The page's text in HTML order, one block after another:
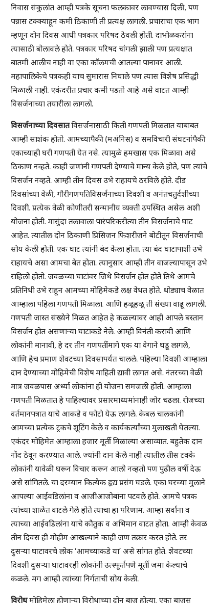
निवास संकुलांत आम्ही पत्रके सूचना फलकावर लावण्यास दिली, पण
पन्नास टक्क्याहून कमी ठिकाणी ती प्रत्यक्ष लागली. प्रचाराचा एक भाग
म्हणून दोन दिवस आधी पत्रकार परिषद ठेवली होती. दाभोळकरांना
त्यासाठी बोलावले होते. पत्रकार परिषद चांगली झाली पण प्रत्यक्षात
बातमी आलीच नाही वा एका कॉलमची आतल्या पानावर आली.
महापालिकेचे पत्रकही याच सुमारास निघाले पण त्यास विशेष प्रसिद्धी
मिळाली नाही. एकंदरीत प्रचार कमी पडतो आहे असे वाटत आम्ही
विसर्जनाच्या तयारीला लागलो.
विसर्जनाच्या दिवसातविसर्जनासाठी किती गणपती मिळतात याबाबत
आम्ही साशंक होतो. आमच्यापैकी (मअंनिस) व समविचारी संघटनांपैकी
एकाच्याही घरी गणपती येत नसे. त्यामुळे हमखास एक मिळावा असे
ठिकाण नव्हते. काही जणांनी गणपती देण्याचे मान्य केले होते, पण त्यांचे
विसर्जन नव्हते. आम्ही तीन दिवस उभे राहायचे ठरविले होते. दीड
दिवसांच्या वेळी, गौरीगणपतिविसर्जनाच्या दिवशी व अनंतचतुर्दशीच्या
दिवशी. प्रत्येक वेळी कोणीतरी सन्मानीय व्यक्ती उपस्थित असेल अशी
योजना होती. मासुंदा तलावाला पारंपरिकरीत्या तीन विसर्जनाचे घाट
आहेत. त्यातील दोन ठिकाणी प्रिसिजन फिशरीजने बोटीतून विसर्जनाची
सोय केली होती. एक घाट त्यांनी बंद केला होता. त्या बंद घाटापाशी उभे
राहायचे असा आमचा बेत होता. त्यानुसार आम्ही तीन वाजल्यापासून उभे
राहिलो होतो. जवळच्या घाटांवर जिथे विसर्जन होत होते तिथे आमचे
प्रतिनिधी उभे राहून आमच्या मोहिमेकडे लक्ष वेधत होते. थोड्याच वेळात
आम्हाला पहिला गणपती मिळाला. आणि हळूहळू ती संख्या वाढू लागली.
गणपती जास्त संख्येने मिळत आहेत हे कळल्यावर आही आपले बस्तान
विसर्जन होत असणाऱ्या घाटाकडे नेले. आम्ही विनंती करावी आणि
लोकांनी मानावी, हे दर तीन गणपतींमागे एक या वेगाने घडू लागले,
आणि हेच प्रमाण शेवटच्या दिवसापर्यंत चालले. पहिल्या दिवशी आम्हाला
दान देण्याच्या मोहिमेची विशेष माहिती द्यावी लागत असे. नंतरच्या वेळी
मात्र जवळपास अर्ध्या लोकांना ही योजना समजली होती. आम्हाला
गणपती मिळतात हे पाहिल्यावर प्रसारमाध्यमांनाही जोर चढला. रोजच्या
वर्तमानपत्रात याचे आकडे व फोटो येऊ लागले. केबल चालकांनी
आमच्या प्रत्येक ट्रकचे शूटिंग केले व कार्यकर्त्यांच्या मुलाखती घेतल्या.
एकंदर मोहिमेत आम्हाला हजार मूर्ती मिळाल्या असाव्यात. बहुतेक दान
नोंद ठेवून करण्यात आले. ज्यांनी दान केले नाही त्यातील तीस टक्के
लोकांनी यावेळी घरून विचार करून आलो नव्हतो पण पुढील वर्षी देऊ
असे सांगितले. या दरम्यान कित्येक हृद्य प्रसंग घडले. एका घरच्या मुलाने
आपल्या आईवडिलांना व आजीआजोबांना पटवले होते. आमचे पत्रक
त्यांच्या शाळेत वाटले गेले होते त्याचा हा परिणाम. आम्हा सर्वांना व
त्याच्या आईवडिलांना याचे कौतुक व अभिमान वाटत होता. आम्ही केवळ
तीन दिवस ही मोहीम आखल्याने काही जण तक्रार करत होते. तर
दुसऱ्या घाटावरचे लोक ‘आमच्याकडे या’ असे सांगत होते. शेवटच्या
दिवशी दुसऱ्या घाटावरही लोकांनी उत्स्फूर्तपणे मूर्ती जमा केल्याचे
कळले. मग आम्ही त्यांच्या निर्गताची सोय केली.
विरोधमोहिमेला होणाऱ्या विरोधाच्या दोन बाजू होत्या. एका बाजूस